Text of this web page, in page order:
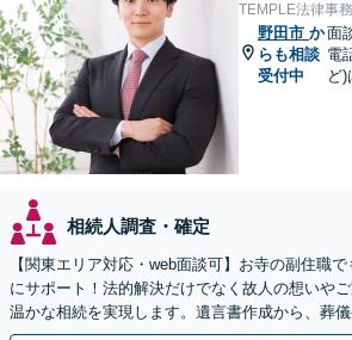
TEMPLE法律事
野田市 か
らも相談
受付中
面
電
ど)
相続人調査・確定
【関東エリア対応・web面談可】お寺の副住職
にサポート！法的解決だけでなく故人の想いや
温かな相続を実現します。遺言書作成から、葬
どご家族の負担をワンストップで軽減。【初回